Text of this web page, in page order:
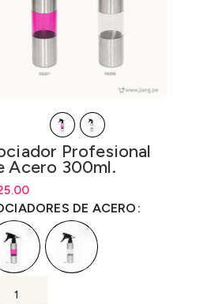
Profesional
Acero 300ml.
de precios: desde
hastaS/25.00
DE ACERO